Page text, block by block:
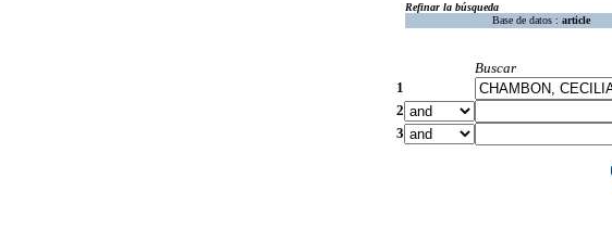
Refinar la búsqueda
Base de datos : article
Buscar
1
2
3